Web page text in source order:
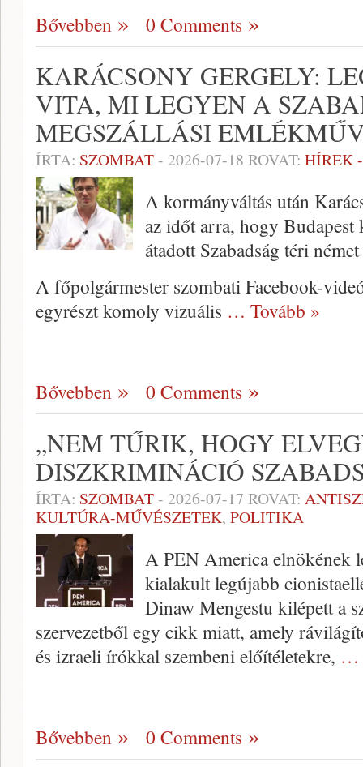
Bővebben 0 Comments
KARÁCSONY GERGELY:
VITA, MI LEGYEN A
MEGSZÁLLÁSI
ÍRTA: SZOMBAT- 2026-07-18 ROVAT: HÍREK
A kormányváltás után
az időt arra, hogy Budapest
átadott Szabadság téri
A főpolgármester szombati Facebook-
egyrészt komoly vizuális … Tovább »
Bővebben 0 Comments
„NEM TŰRIK, HOGY
DISZKRIMINÁCIÓ
ÍRTA: SZOMBAT- 2026-07-17 ROVAT:
KULTÚRA-MŰVÉSZETEK, POLITIKA
A PEN America elnökének
kialakult legújabb
Dinaw Mengestu kilépett a
szervezetből egy cikk miatt, amely
és izraeli írókkal szembeni előítéletekre, …
Bővebben 0 Comments